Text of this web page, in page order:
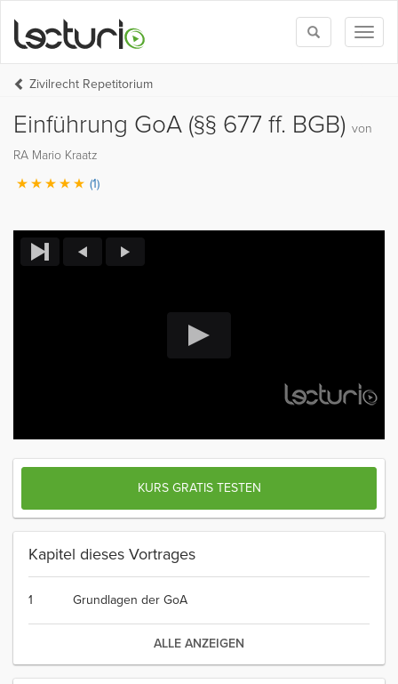
Toggle
search
Zivilrecht Repetitorium
Einführung GoA (§§ 677 ff. BGB) von
RA Mario Kraatz
(1)
KURS GRATIS TESTEN
Kapitel dieses Vortrages
1 Grundlagen der GoA
ALLE ANZEIGEN